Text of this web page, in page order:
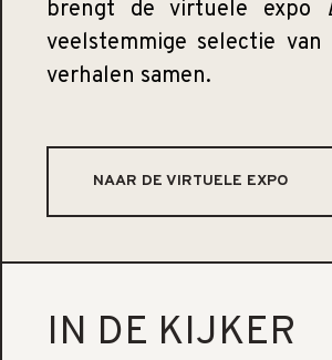
brengt de virtuele expo
veelstemmige selectie
verhalen samen.
NAAR DE VIRTUELE EXPO
IN DE KIJKER